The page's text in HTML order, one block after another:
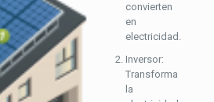
convierten
en
electricidad.
Inversor:
Transforma
la